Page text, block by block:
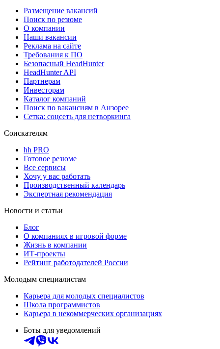
Размещение вакансий
Поиск по резюме
О компании
Наши вакансии
Реклама на сайте
Требования к ПО
Безопасный HeadHunter
HeadHunter API
Партнерам
Инвесторам
Каталог компаний
Поиск по вакансиям в Анзорее
Сетка: соцсеть для нетворкинга
Соискателям
hh PRO
Готовое резюме
Все сервисы
Хочу у вас работать
Производственный календарь
Экспертная рекомендация
Новости и статьи
Блог
О компаниях в игровой форме
Жизнь в компании
ИТ-проекты
Рейтинг работодателей России
Молодым специалистам
Карьера для молодых специалистов
Школа программистов
Карьера в некоммерческих организациях
Боты для уведомлений